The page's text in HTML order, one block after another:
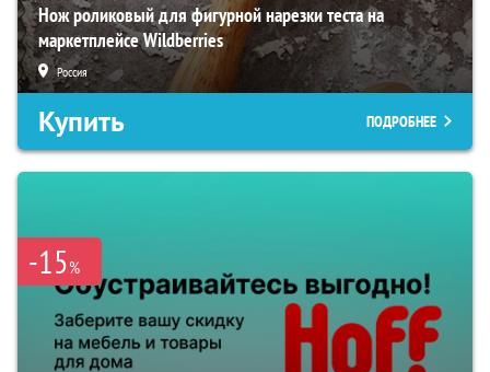
Нож роликовый для фигурной нарезки теста на
маркетплейсе Wildberries
Россия
Купить ПОДРОБНЕЕ
-15%